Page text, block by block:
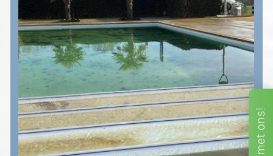
met
ons!